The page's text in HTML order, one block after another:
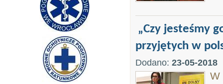
„Czy jesteśmy
przyjętych w
Dodano: 23-05-2018
W